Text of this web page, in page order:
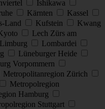
Ishikawa
Kärnten
Kassel
Land Kufstein
Kwang
Lech Zürs am
Limburg
Lombardei
Lüneburger Heide
Vorpommern
Metropolitanregion Zürich
Metropolregion
Hamburg
Stuttgart